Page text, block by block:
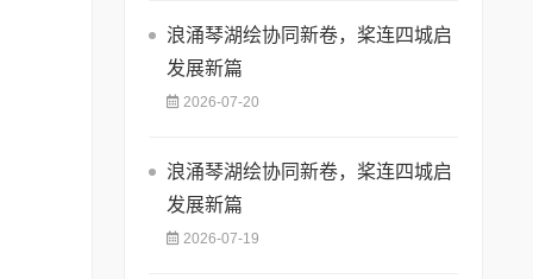
浪涌琴湖绘协同新卷，桨连四城启
发展新篇
2026-07-20
浪涌琴湖绘协同新卷，桨连四城启
发展新篇
2026-07-19